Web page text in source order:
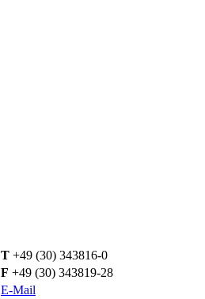
T +49 (30) 343816-0
F +49 (30) 343819-28
E-Mail